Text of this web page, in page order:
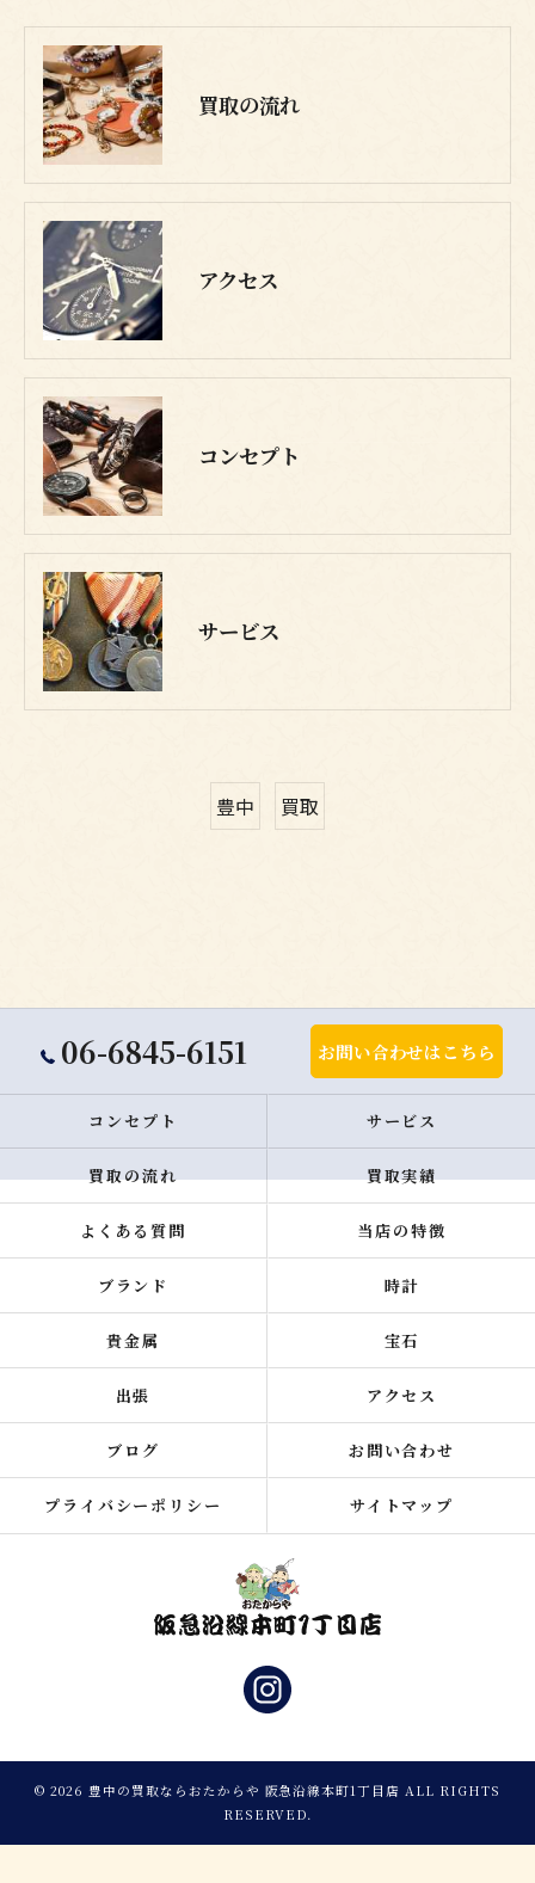
買取の流れ
アクセス
コンセプト
サービス
豊中 買取
06-6845-6151 お問い合わせはこちら
コンセプト サービス
買取の流れ 買取実績
よくある質問 当店の特徴
ブランド 時計
貴金属 宝石
出張 アクセス
ブログ お問い合わせ
プライバシーポリシー サイトマップ
© 2026 豊中の買取ならおたからや 阪急沿線本町1丁目店 ALL RIGHTS
RESERVED.